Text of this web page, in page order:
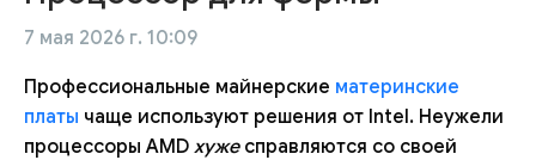
7 мая 2026 г. 10:09
Профессиональные майнерские материнские
платы чаще используют решения от Intel. Неужели
процессоры AMD хужесправляются со своей